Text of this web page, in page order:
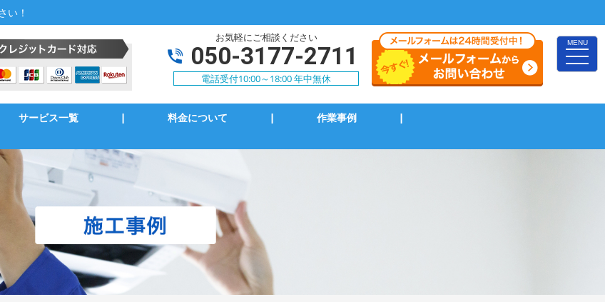
MENU
toggle
い！
お気軽にご相談ください
050-3177-2711
電話受付10:00～18:00 年中無休
サービス一覧
・取付 TVアンテナ修理・取付
インターホン修理・取付
修理・取付 スイッチ修理・取付
・取付 漏電調査・修理
電工事 4k・8k受信工事
| 料金について | 作業事例
|